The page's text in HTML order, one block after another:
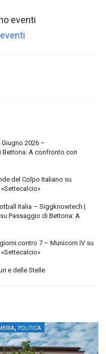
eventi
2026 –
Bettona: A confronto con
del Colpo Italiano su
Italia – Siggknowtech |
su Passaggio di Bettona: A
contro 7 – Municorn IV su
e delle Stelle
, POLITICA